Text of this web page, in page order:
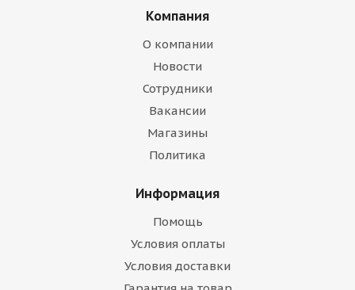
Компания
О компании
Новости
Сотрудники
Вакансии
Магазины
Политика
Информация
Помощь
Условия оплаты
Условия доставки